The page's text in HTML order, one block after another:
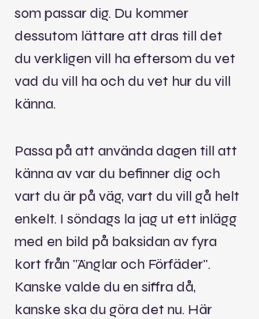
som passar dig. Du kommer
dessutom lättare att dras till det
du verkligen vill ha eftersom du vet
vad du vill ha och du vet hur du vill
känna.
Passa på att använda dagen till att
känna av var du befinner dig och
vart du är på väg, vart du vill gå helt
enkelt. I söndags la jag ut ett inlägg
med en bild på baksidan av fyra
kort från "Änglar och Förfäder".
Kanske valde du en siffra då,
kanske ska du göra det nu. Här